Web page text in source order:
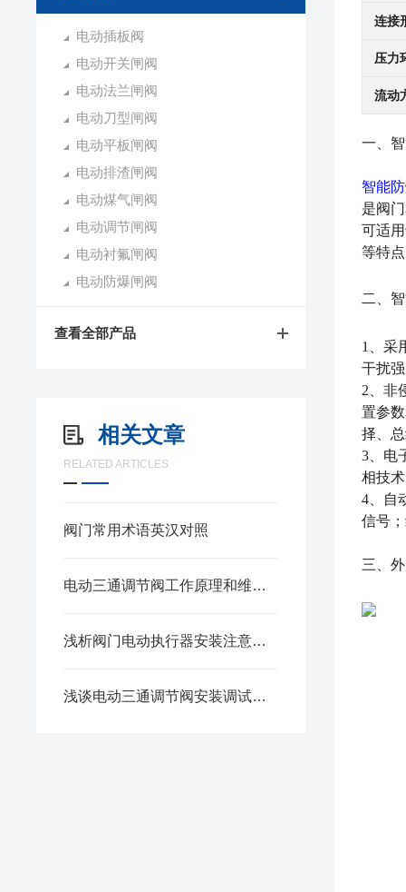
电动插板阀
电动开关闸阀
电动法兰闸阀
电动刀型闸阀
电动平板闸阀
电动排渣闸阀
电动煤气闸阀
电动调节闸阀
电动衬氟闸阀
电动防爆闸阀
查看全部产品
相关文章
RELATED ARTICLES
阀门常用术语英汉对照
电动三通调节阀工作原理和维护保养细则
浅析阀门电动执行器安装注意事项
浅谈电动三通调节阀安装调试知识
连接
压力
流动
一、
智能
是阀
可适
等特
二、
1、采
干扰
2、非
置参
择、
3、电
相技
4、自
信号
三、